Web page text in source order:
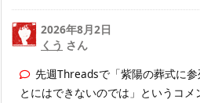
2026年8月2日
くう さん
先週Threadsで「紫陽の葬式に
とにはできないのでは」というコ